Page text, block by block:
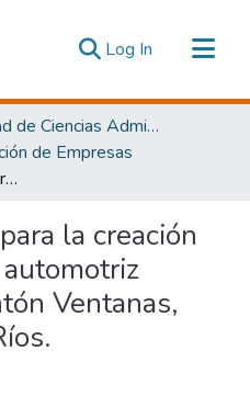
Log In (current)
Facultad de Ciencias Administrativas y Económicas
de Empresas
Plan de negocios para la creación de un tecnicentro automotriz ubicado en el Cantón Ventanas, Provincia de Los Ríos.
la creación
Ventanas,